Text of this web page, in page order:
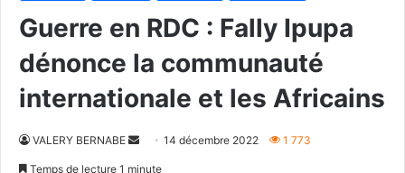
Guerre en RDC : Fally Ipupa
dénonce la communauté
internationale et les Africains
VALERY BERNABE
Envoyer14 décembre 2022 1 773
Temps de lecture 1 minute